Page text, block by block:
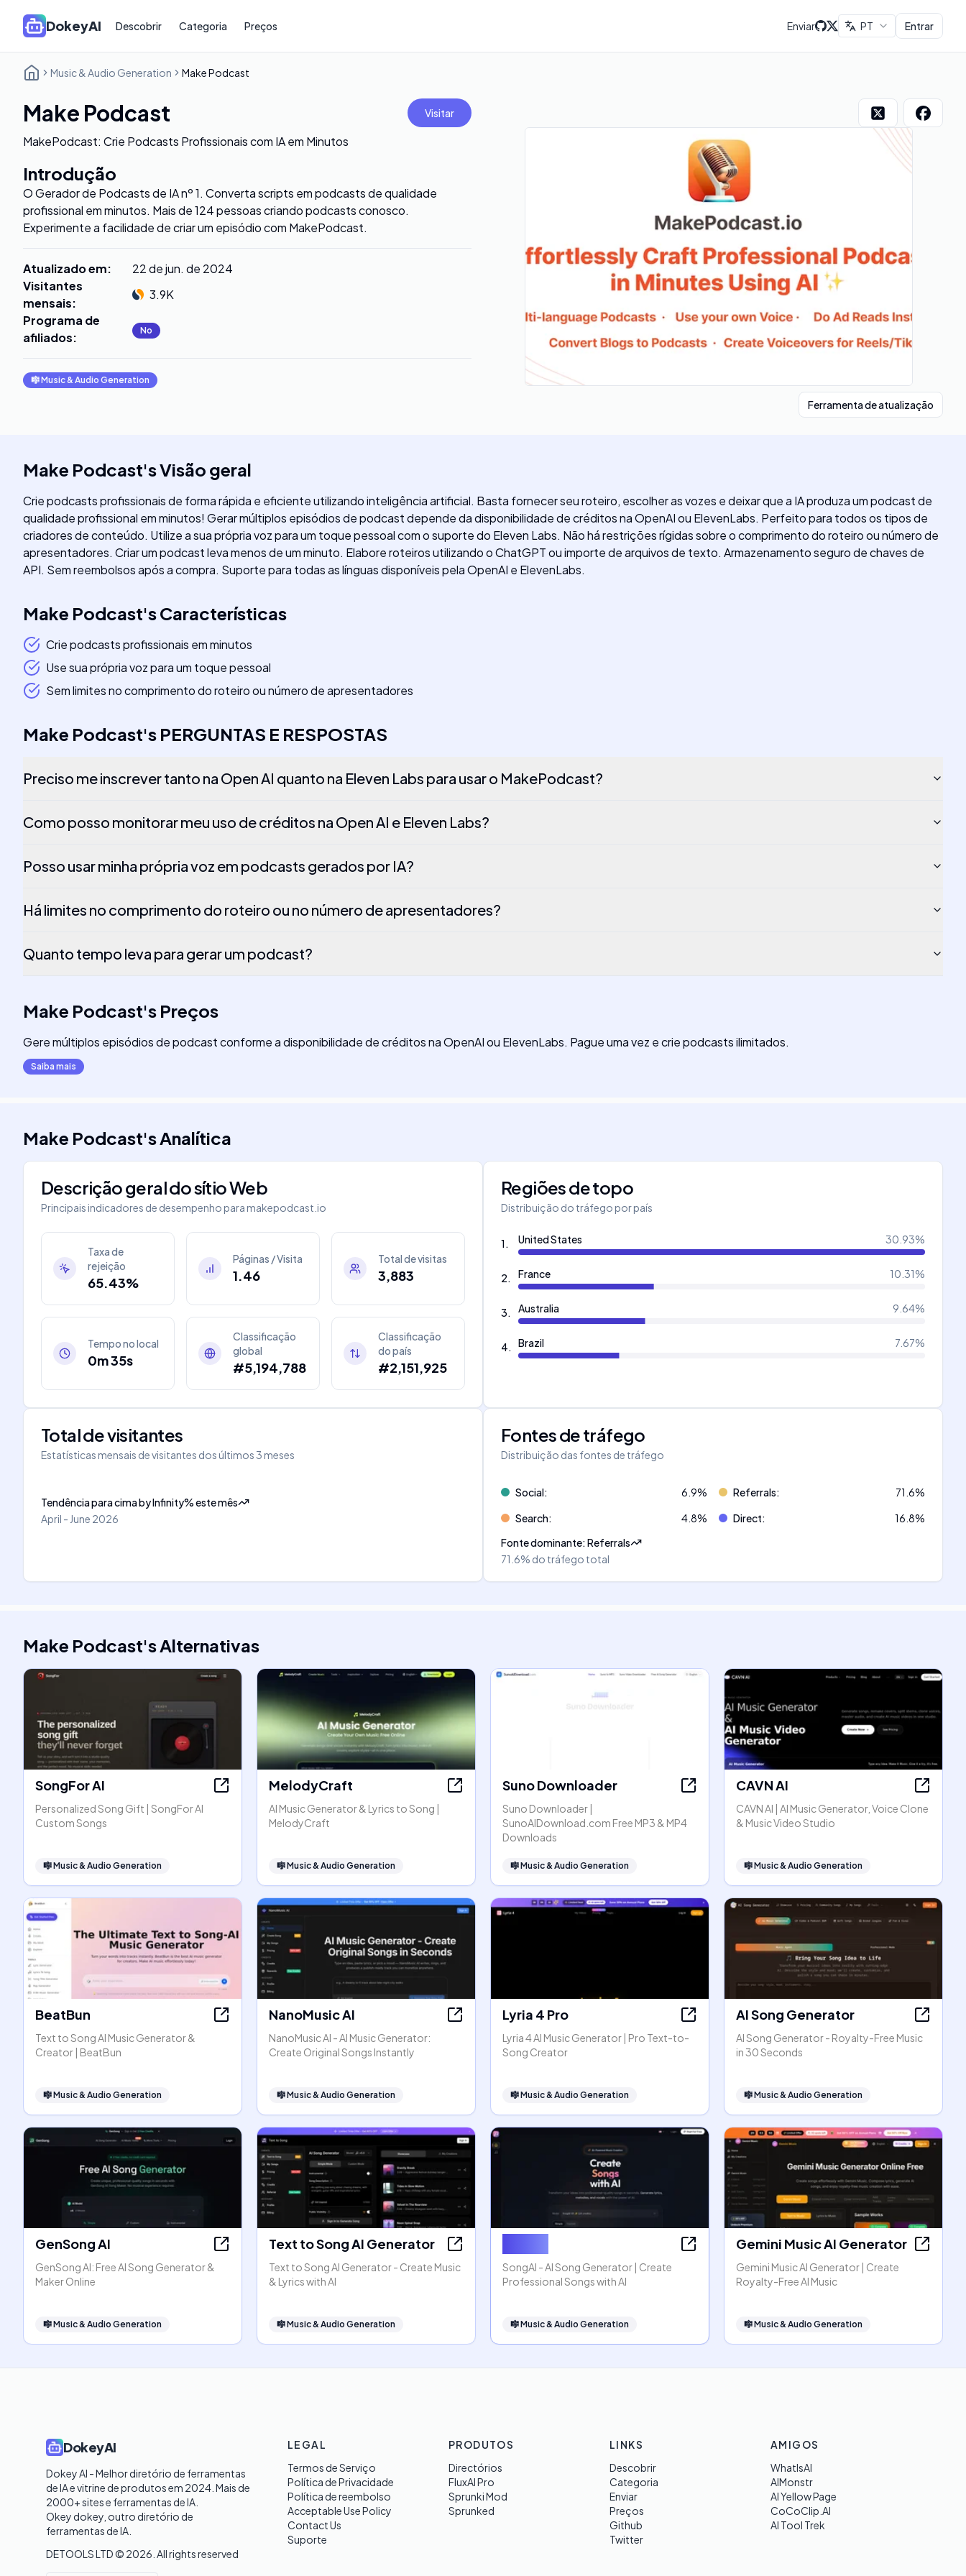
DokeyAI Descobrir Categoria Preços Enviar PT Entrar
Music & Audio Generation Make Podcast
Make Podcast Visitar
MakePodcast: Crie Podcasts Profissionais com IA em Minutos
Introdução
O Gerador de Podcasts de IA nº 1. Converta scripts em podcasts de qualidade
profissional em minutos. Mais de 124 pessoas criando podcasts conosco.
Experimente a facilidade de criar um episódio com MakePodcast.
Atualizado em:
22 de jun. de 2024
Visitantes
mensais:
3.9K
Programa de
afiliados: No
🎼Music & Audio Generation
Ferramenta de atualização
Make Podcast'sVisão geral
Crie podcasts profissionais de forma rápida e eficiente utilizando inteligência artificial. Basta fornecer seu roteiro, escolher as vozes e deixar que a IA produza um podcast de
qualidade profissional em minutos! Gerar múltiplos episódios de podcast depende da disponibilidade de créditos na OpenAI ou ElevenLabs. Perfeito para todos os tipos de
criadores de conteúdo. Utilize a sua própria voz para um toque pessoal com o suporte do Eleven Labs. Não há restrições rígidas sobre o comprimento do roteiro ou número de
apresentadores. Criar um podcast leva menos de um minuto. Elabore roteiros utilizando o ChatGPT ou importe de arquivos de texto. Armazenamento seguro de chaves de
API. Sem reembolsos após a compra. Suporte para todas as línguas disponíveis pela OpenAI e ElevenLabs.
Make Podcast'sCaracterísticas
Crie podcasts profissionais em minutos
Use sua própria voz para um toque pessoal
Sem limites no comprimento do roteiro ou número de apresentadores
Make Podcast's PERGUNTAS E RESPOSTAS
Preciso me inscrever tanto na Open AI quanto na Eleven Labs para usar o MakePodcast?
Como posso monitorar meu uso de créditos na Open AI e Eleven Labs?
Posso usar minha própria voz em podcasts gerados por IA?
Há limites no comprimento do roteiro ou no número de apresentadores?
Quanto tempo leva para gerar um podcast?
Make Podcast's Preços
Gere múltiplos episódios de podcast conforme a disponibilidade de créditos na OpenAI ou ElevenLabs. Pague uma vez e crie podcasts ilimitados.
Saiba mais
Make Podcast'sAnalítica
Descrição geral do sítio Web
Principais indicadores de desempenho paramakepodcast.io
Taxa de
rejeição
65.43%
Páginas / Visita
1.46
Total de visitas
3,883
Tempo no local
0m 35s
Classificação
global
#5,194,788
Classificação
do país
#2,151,925
Regiões de topo
Distribuição do tráfego por país
1. United States 30.93%
2. France 10.31%
3. Australia 9.64%
4. Brazil 7.67%
Total de visitantes
Estatísticas mensais de visitantes dos últimos 3 meses
Tendência para cimabyInfinity%este mês
April - June 2026
Fontes de tráfego
Distribuição das fontes de tráfego
Social: 6.9% Referrals: 71.6%
Search: 4.8% Direct: 16.8%
Fonte dominante:Referrals
71.6% do tráfego total
Make Podcast'sAlternativas
SongFor AI
Personalized Song Gift | SongFor AI
Custom Songs
🎼Music & Audio Generation
MelodyCraft
AI Music Generator & Lyrics to Song |
MelodyCraft
🎼Music & Audio Generation
Suno Downloader
Suno Downloader |
SunoAIDownload.com Free MP3 & MP4
Downloads
🎼Music & Audio Generation
CAVN AI
CAVN AI | AI Music Generator, Voice Clone
& Music Video Studio
🎼Music & Audio Generation
BeatBun
Text to Song AI Music Generator &
Creator | BeatBun
🎼Music & Audio Generation
NanoMusic AI
NanoMusic AI - AI Music Generator:
Create Original Songs Instantly
🎼Music & Audio Generation
Lyria 4 Pro
Lyria 4 AI Music Generator | Pro Text-to-
Song Creator
🎼Music & Audio Generation
AI Song Generator
AI Song Generator - Royalty-Free Music
in 30 Seconds
🎼Music & Audio Generation
GenSong AI
GenSong AI: Free AI Song Generator &
Maker Online
🎼Music & Audio Generation
Text to Song AI Generator
Text to Song AI Generator - Create Music
& Lyrics with AI
🎼Music & Audio Generation
SongAI - AI Song Generator | Create
Professional Songs with AI
🎼Music & Audio Generation
Gemini Music AI Generator
Gemini Music AI Generator | Create
Royalty-Free AI Music
🎼Music & Audio Generation
DokeyAI
Dokey AI - Melhor diretório de ferramentas
de IA e vitrine de produtos em 2024. Mais de
2000+ sites e ferramentas de IA.
Okey dokey, outro diretório de
ferramentas de IA.
DETOOLS LTD © 2026 . All rights reserved
LEGAL
Termos de Serviço
Política de Privacidade
Política de reembolso
Acceptable Use Policy
Contact Us
Suporte
PRODUTOS
Directórios
FluxAI Pro
Sprunki Mod
Sprunked
LINKS
Descobrir
Categoria
Enviar
Preços
Github
Twitter
AMIGOS
WhatIsAI
AIMonstr
AI Yellow Page
CoCoClip.AI
AI Tool Trek